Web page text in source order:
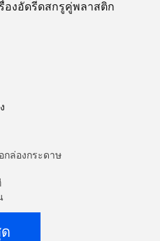
องอัดรีดสกรูคู่พลาสติก
กล่องกระดาษ